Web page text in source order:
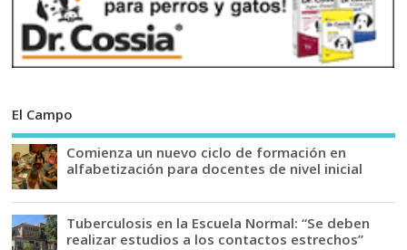
El Campo
Comienza un nuevo ciclo de formación en
alfabetización para docentes de nivel inicial
Tuberculosis en la Escuela Normal: “Se deben
realizar estudios a los contactos estrechos”